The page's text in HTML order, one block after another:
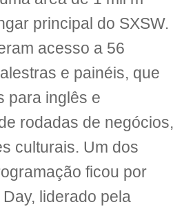
principal do SXSW.
acesso a 56
e painéis, que
para inglês e
rodadas de negócios,
culturais. Um dos
ficou por
liderado pela